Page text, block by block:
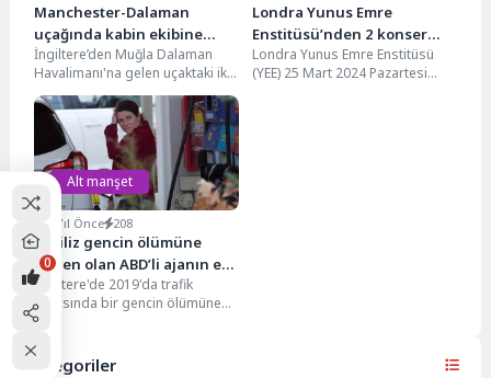
Manchester-Dalaman
uçağında kabin ekibine
saldırı
İngiltere’den Muğla Dalaman
Havalimanı'na gelen uçaktaki iki
sarhoş Rus yolcu kabin ekibine
saldırınca uçak Selanik'e...
Londra Yunus Emre
Enstitüsü’nden 2 konser
birden
Londra Yunus Emre Enstitüsü
(YEE) 25 Mart 2024 Pazartesi
Alt manşet
4 Yıl Önce 208
İngiliz gencin ölümüne
neden olan ABD’li ajanın eşi,
suçunu kabul etti
İngiltere'de 2019'da trafik
kazasında bir gencin ölümüne
neden olan ancak
dokunulmazlığa sığınarak
ülkeden kaçan ABD'li...
Kategoriler
0